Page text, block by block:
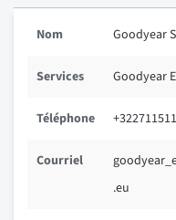
Nom Goodyear
Services Goodyear
Téléphone
Courriel
.eu